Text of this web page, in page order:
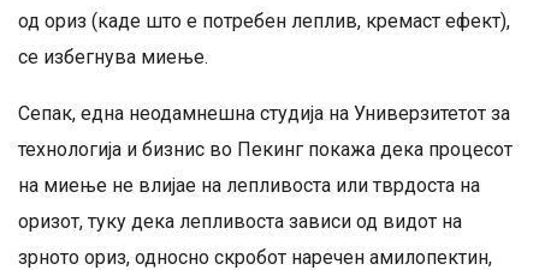
од ориз (каде што е потребен леплив, кремаст ефект),
се избегнува миење.
Сепак, една неодамнешна студија на Универзитетот за
технологија и бизнис во Пекинг покажа дека процесот
на миење не влијае на лепливоста или тврдоста на
оризот, туку дека лепливоста зависи од видот на
зрното ориз, односно скробот наречен амилопектин,